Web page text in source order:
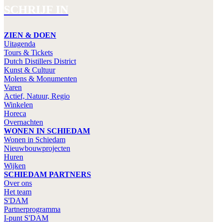
SCHRIJF IN
ZIEN & DOEN
Uitagenda
Tours & Tickets
Dutch Distillers District
Kunst & Cultuur
Molens & Monumenten
Varen
Actief, Natuur, Regio
Winkelen
Horeca
Overnachten
WONEN IN SCHIEDAM
Wonen in Schiedam
Nieuwbouwprojecten
Huren
Wijken
SCHIEDAM PARTNERS
Over ons
Het team
S'DAM
Partnerprogramma
I-punt S'DAM